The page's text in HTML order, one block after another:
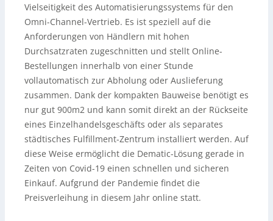
Vielseitigkeit des Automatisierungssystems für den
Omni-Channel-Vertrieb. Es ist speziell auf die
Anforderungen von Händlern mit hohen
Durchsatzraten zugeschnitten und stellt Online-
Bestellungen innerhalb von einer Stunde
vollautomatisch zur Abholung oder Auslieferung
zusammen. Dank der kompakten Bauweise benötigt es
nur gut 900m2 und kann somit direkt an der Rückseite
eines Einzelhandelsgeschäfts oder als separates
städtisches Fulfillment-Zentrum installiert werden. Auf
diese Weise ermöglicht die Dematic-Lösung gerade in
Zeiten von Covid-19 einen schnellen und sicheren
Einkauf. Aufgrund der Pandemie findet die
Preisverleihung in diesem Jahr online statt.